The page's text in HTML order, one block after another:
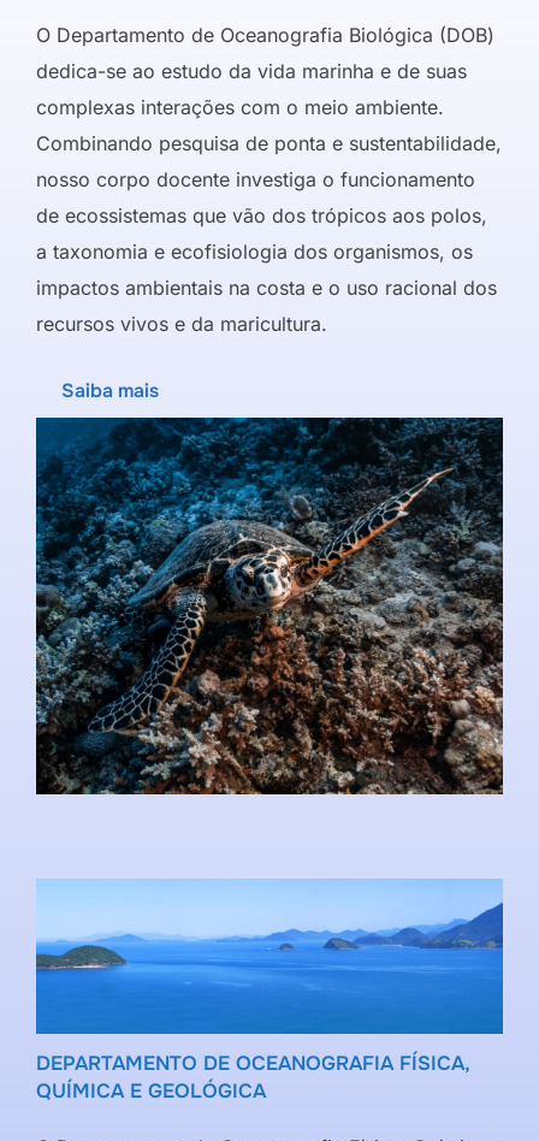
O Departamento de Oceanografia Biológica (DOB)
dedica-se ao estudo da vida marinha e de suas
complexas interações com o meio ambiente.
Combinando pesquisa de ponta e sustentabilidade,
nosso corpo docente investiga o funcionamento
de ecossistemas que vão dos trópicos aos polos,
a taxonomia e ecofisiologia dos organismos, os
impactos ambientais na costa e o uso racional dos
recursos vivos e da maricultura.
Saiba mais
DEPARTAMENTO DE OCEANOGRAFIA FÍSICA,
QUÍMICA E GEOLÓGICA